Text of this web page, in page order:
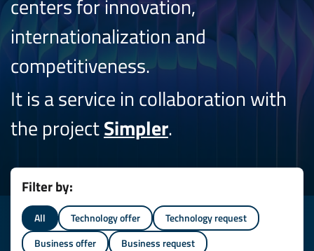
centers for innovation,
internationalization and
competitiveness.
It is a service in collaboration with
the projectSimpler.
Filter by:
All Technology offer
Technology request
Business offer
Business request